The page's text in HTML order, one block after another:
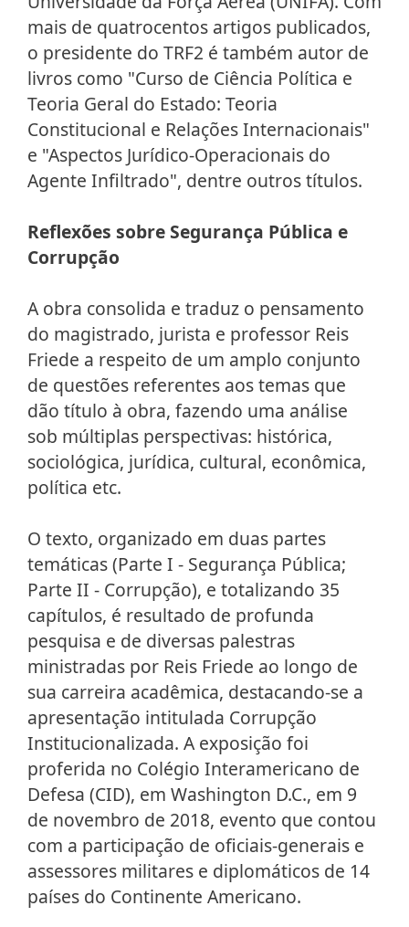
mais de quatrocentos artigos publicados,
o presidente do TRF2 é também autor de
livros como "Curso de Ciência Política e
Teoria Geral do Estado: Teoria
Constitucional e Relações Internacionais"
e "Aspectos Jurídico-Operacionais do
Agente Infiltrado", dentre outros títulos.
Reflexões sobre Segurança Pública e
Corrupção
A obra consolida e traduz o pensamento
do magistrado, jurista e professor Reis
Friede a respeito de um amplo conjunto
de questões referentes aos temas que
dão título à obra, fazendo uma análise
sob múltiplas perspectivas: histórica,
sociológica, jurídica, cultural, econômica,
política etc.
O texto, organizado em duas partes
temáticas (Parte I - Segurança Pública;
Parte II - Corrupção), e totalizando 35
capítulos, é resultado de profunda
pesquisa e de diversas palestras
ministradas por Reis Friede ao longo de
sua carreira acadêmica, destacando-se a
apresentação intitulada Corrupção
Institucionalizada. A exposição foi
proferida no Colégio Interamericano de
Defesa (CID), em Washington D.C., em 9
de novembro de 2018, evento que contou
com a participação de oficiais-generais e
assessores militares e diplomáticos de 14
países do Continente Americano.